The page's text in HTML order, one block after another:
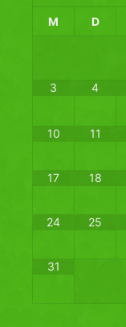
M D
3 4
10 11
17 18
24 25
31